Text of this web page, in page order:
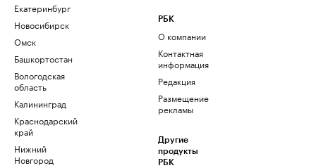
Екатеринбург
Новосибирск
Омск
Башкортостан
Вологодская
область
Калининград
Краснодарский
край
Нижний
Новгород
РБК
О компании
Контактная
информация
Редакция
Размещение
рекламы
Другие
продукты
РБК